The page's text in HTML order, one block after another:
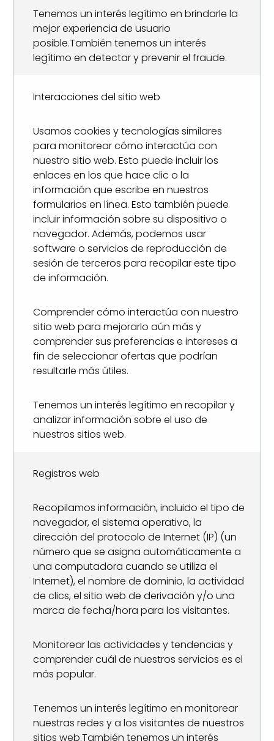
Tenemos un interés legítimo en brindarle la
mejor experiencia de usuario
posible.También tenemos un interés
legítimo en detectar y prevenir el fraude.
Interacciones del sitio web
Usamos cookies y tecnologías similares
para monitorear cómo interactúa con
nuestro sitio web. Esto puede incluir los
enlaces en los que hace clic o la
información que escribe en nuestros
formularios en línea. Esto también puede
incluir información sobre su dispositivo o
navegador. Además, podemos usar
software o servicios de reproducción de
sesión de terceros para recopilar este tipo
de información.
Comprender cómo interactúa con nuestro
sitio web para mejorarlo aún más y
comprender sus preferencias e intereses a
fin de seleccionar ofertas que podrían
resultarle más útiles.
Tenemos un interés legítimo en recopilar y
analizar información sobre el uso de
nuestros sitios web.
Registros web
Recopilamos información, incluido el tipo de
navegador, el sistema operativo, la
dirección del protocolo de Internet (IP) (un
número que se asigna automáticamente a
una computadora cuando se utiliza el
Internet), el nombre de dominio, la actividad
de clics, el sitio web de derivación y/o una
marca de fecha/hora para los visitantes.
Monitorear las actividades y tendencias y
comprender cuál de nuestros servicios es el
más popular.
Tenemos un interés legítimo en monitorear
nuestras redes y a los visitantes de nuestros
sitios web.También tenemos un interés